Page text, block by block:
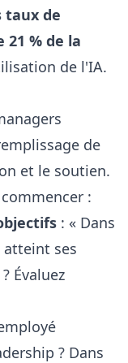
taux de
% de la
de l'IA.
de
et le soutien.
:
: « Dans
ses
Évaluez
? Dans